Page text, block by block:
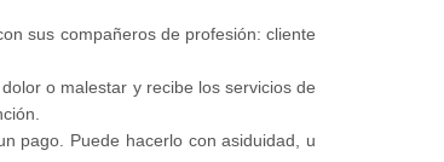
sus compañeros de profesión: cliente
o malestar y recibe los servicios de
pago. Puede hacerlo con asiduidad, u